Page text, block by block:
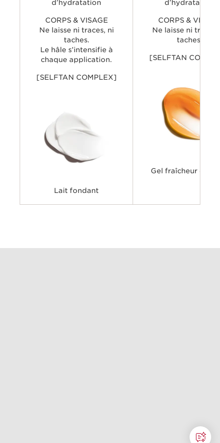
d’hydratation
CORPS & VISAGE
Ne laisse ni traces, ni
taches.
Le hâle s’intensifie à
chaque application.
[SELFTAN COMPLEX]
Lait fondant
d’hydratation
CORPS &
Ne laisse ni traces,
taches.
[SELFTAN
Gel fraîcheur